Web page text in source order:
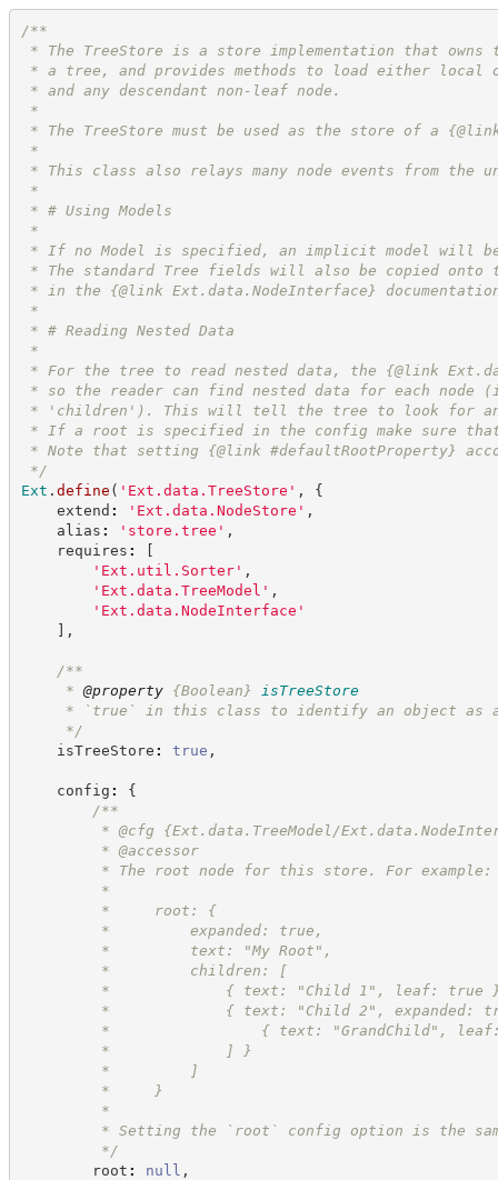
/**
* The TreeStore is a store implementation that
* a tree, and provides methods to load either local
* and any descendant non-leaf node.
*
* The TreeStore must be used as the store of a
*
* This class also relays many node events from the
*
* # Using Models
*
* If no Model is specified, an implicit model will
* The standard Tree fields will also be copied
* in the {@link Ext.data.NodeInterface}
*
* # Reading Nested Data
*
* For the tree to read nested data, the {@link
* so the reader can find nested data for each
* 'children'). This will tell the tree to look for
* If a root is specified in the config make sure that
* Note that setting {@link #defaultRootProperty}
*/
Ext . define ( ' Ext.data.TreeStore ' ,
{
extend : ' Ext.data.NodeStore ' ,
alias : ' store.tree ' ,
requires :
[
' Ext.util.Sorter' ,
' Ext.data.TreeModel ' ,
' Ext.data.NodeInterface '
] ,
/**
* @property {Boolean}
isTreeStore
* `true` in this class to identify an object as
*/
isTreeStore : true ,
config :
{
/**
* @cfg {Ext.data.TreeModel/
* @accessor
* The root node for this store. For example:
*
*     root: {
*         expanded: true,
*         text: "My Root",
*         children: [
*             { text: "Child 1", leaf: true
*             { text: "Child 2", expanded:
*                 { text: "GrandChild",
*             ] }
*         ]
*     }
*
* Setting the `root` config option is the same
*/
root : null ,